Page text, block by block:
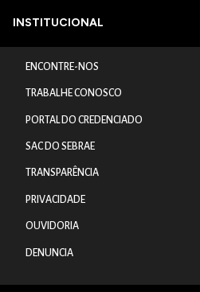
INSTITUCIONAL
ENCONTRE-NOS
TRABALHE CONOSCO
PORTAL DO CREDENCIADO
SAC DO SEBRAE
TRANSPARÊNCIA
PRIVACIDADE
OUVIDORIA
DENUNCIA